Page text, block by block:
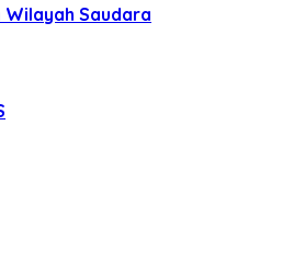
Wilayah Saudara